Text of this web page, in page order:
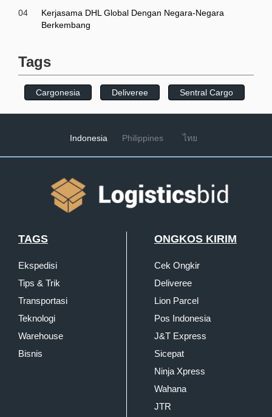
04
Kerjasama DHL Global Dengan Negara-Negara
Berkembang
Tags
Cargonesia Deliveree Sentral Cargo
Indonesia Philippines ไทย
TAGS
Ekspedisi
Tips & Trik
Transportasi
Teknologi
Warehouse
Bisnis
ONGKOS KIRIM
Cek Ongkir
Deliveree
Lion Parcel
Pos Indonesia
J&T Express
Sicepat
Ninja Xpress
Wahana
JTR